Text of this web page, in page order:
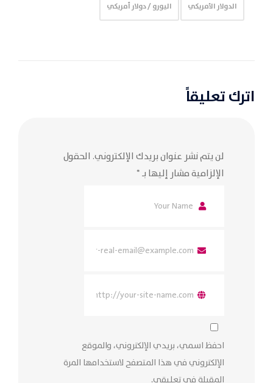
الدولار الأمريكي اليورو / دولار أمريكي
اترك تعليقاً
لن يتم نشر عنوان بريدك الإلكتروني. الحقول
الإلزامية مشار إليها بـ*
احفظ اسمي، بريدي الإلكتروني، والموقع
الإلكتروني في هذا المتصفح لاستخدامها المرة
المقبلة في تعليقي.